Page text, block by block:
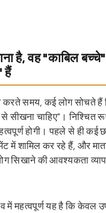
है, वह "काबिल
हैं
करते समय, कई लोग सोचते हैं
सीखना चाहिए"। निश्चित
होगी। पहले से ही कई
में शामिल कर रहे हैं, और
सिखाने की आवश्यकता
में महत्वपूर्ण यह है कि केवल